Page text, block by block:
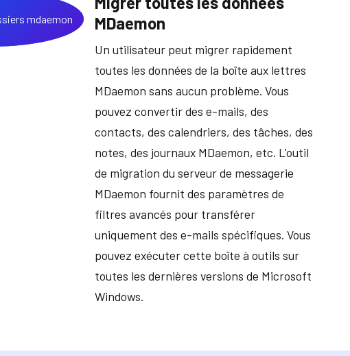
MDaemon
Un utilisateur peut migrer rapidement
toutes les données de la boîte aux lettres
MDaemon sans aucun problème. Vous
pouvez convertir des e-mails, des
contacts, des calendriers, des tâches, des
notes, des journaux MDaemon, etc. L'outil
de migration du serveur de messagerie
MDaemon fournit des paramètres de
filtres avancés pour transférer
uniquement des e-mails spécifiques. Vous
pouvez exécuter cette boîte à outils sur
toutes les dernières versions de Microsoft
Windows.